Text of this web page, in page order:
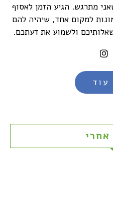
מתרגש. הגיע הזמן לאסוף
למקום אחד, שיהיה להם
ולשמוע את דעתכם.
עוד